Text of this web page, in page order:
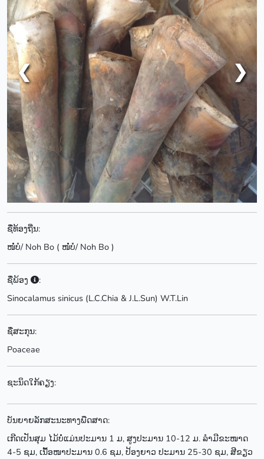
❮ ❯
ຊື່ທ້ອງຖີ່ນ:
ໜໍ່ບໍ/ Noh Bo ( ໜໍ່ບໍ/ Noh Bo )
ຊື່ພ້ອງ
:
Sinocalamus sinicus (L.C.Chia & J.L.Sun) W.T.Lin
ຊື່ສະກຸນ:
Poaceae
ຊະນິດໃກ້ຄຽງ:
ບັນຍາຍລັກສະນະທາງພືດສາດ:
ເກີດເປັນສຸມ ໄມ້ບໍ່ແມ່ນປະມານ 1 ມ, ສູງປະມານ 10-12 ມ. ລໍາມີຂະໜາດ
4-5 ຊມ, ເນື້ອໜາປະມານ 0.6 ຊມ, ປ້ອງຍາວ ປະມານ 25-30 ຊມ, ສີຂຽວ